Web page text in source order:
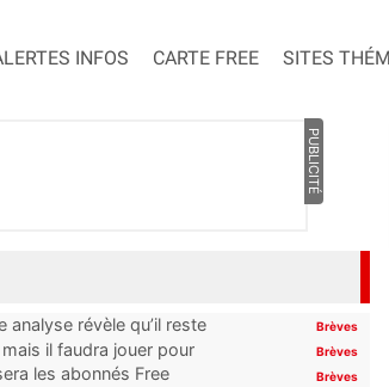
INFOS CARTE FREE SITES
PUBLICITÉ
révèle qu’il reste
Brèves
il faudra jouer pour
Brèves
les abonnés Free
Brèves